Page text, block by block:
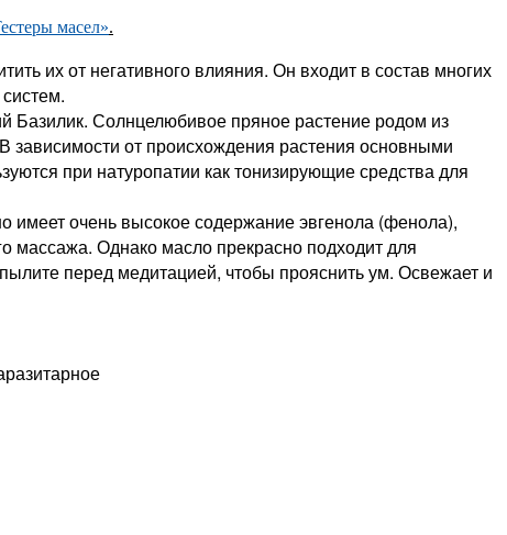
масел».
их от негативного влияния. Он входит в состав многих
Базилик. Солнцелюбивое пряное растение родом из
зависимости от происхождения растения основными
при натуропатии как тонизирующие средства для
очень высокое содержание эвгенола (фенола),
массажа. Однако масло прекрасно подходит для
перед медитацией, чтобы прояснить ум. Освежает и